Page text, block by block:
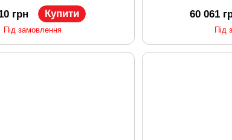
грн Купити
Під замовлення
60 061
Під